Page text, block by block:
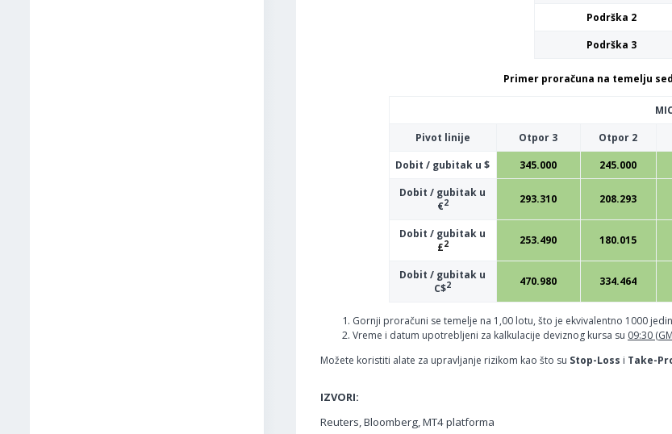
Podrška 2
Podrška 3
Primer proračuna na temelju
Pivot linije
Otpor 3 Otpor 2
Dobit / gubitak u $
345.000 245.000
Dobit / gubitak u
€2 293.310 208.293
Dobit / gubitak u
£2 253.490 180.015
Dobit / gubitak u
C$2 470.980 334.464
Gornji proračuni se temelje na 1,00 lotu, što je ekvivalentno 1000
Vreme i datum upotrebljeni za kalkulacije deviznog kursa su 09:30
Možete koristiti alate za upravljanje rizikom kao što su Stop-Loss i Take-
IZVORI:
Reuters, Bloomberg, MT4 platforma